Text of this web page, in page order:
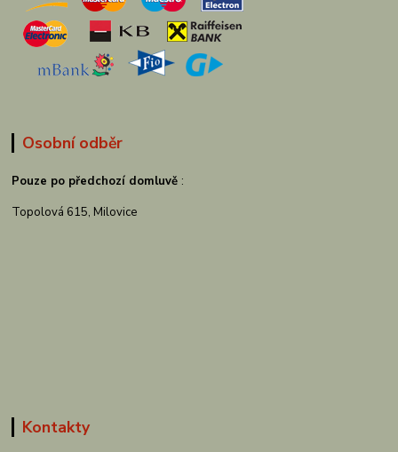
Osobní odběr
Pouze po předchozí domluvě :
Topolová 615, Milovice
Kontakty